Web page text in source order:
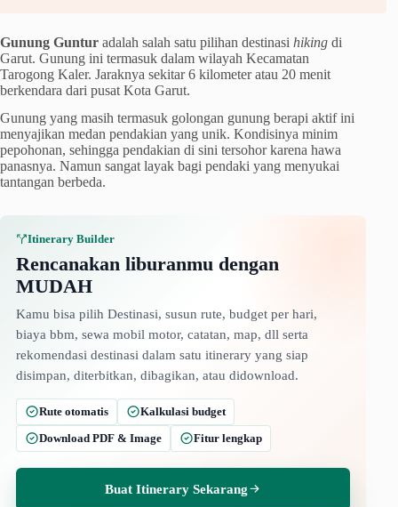
Gunung Guntur adalah salah satu pilihan destinasi hiking di
Garut. Gunung ini termasuk dalam wilayah Kecamatan
Tarogong Kaler. Jaraknya sekitar 6 kilometer atau 20 menit
berkendara dari pusat Kota Garut.
Gunung yang masih termasuk golongan gunung berapi aktif ini
menyajikan medan pendakian yang unik. Kondisinya minim
pepohonan, sehingga pendakian di sini tersohor karena hawa
panasnya. Namun sangat layak bagi pendaki yang menyukai
tantangan berbeda.
Itinerary Builder
Rencanakan liburanmu dengan
MUDAH
Kamu bisa pilih Destinasi, susun rute, budget per hari,
biaya bbm, sewa mobil motor, catatan, map, dll serta
rekomendasi destinasi dalam satu itinerary yang siap
disimpan, diterbitkan, dibagikan, atau didownload.
Rute otomatis
Kalkulasi budget
Download PDF & Image
Fitur lengkap
Buat Itinerary Sekarang